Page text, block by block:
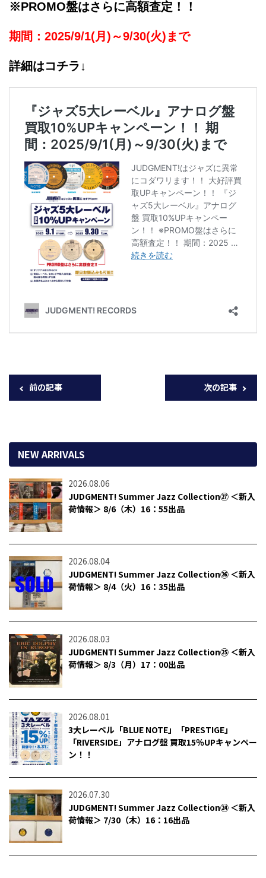
※PROMO盤はさらに高額査定！！
期間：2025/9/1(月)～9/30(火)まで
詳細はコチラ↓
前の記事 次の記事
NEW ARRIVALS
2026.08.06
JUDGMENT! Summer Jazz Collection㉗ ＜新入
荷情報＞ 8/6（木）16：55出品
2026.08.04
JUDGMENT! Summer Jazz Collection㉖ ＜新入
荷情報＞ 8/4（火）16：35出品
2026.08.03
JUDGMENT! Summer Jazz Collection㉕ ＜新入
荷情報＞ 8/3（月）17：00出品
2026.08.01
3大レーベル「BLUE NOTE」「PRESTIGE」
「RIVERSIDE」アナログ盤 買取15％UPキャンペー
ン！！
2026.07.30
JUDGMENT! Summer Jazz Collection㉔ ＜新入
荷情報＞ 7/30（木）16：16出品